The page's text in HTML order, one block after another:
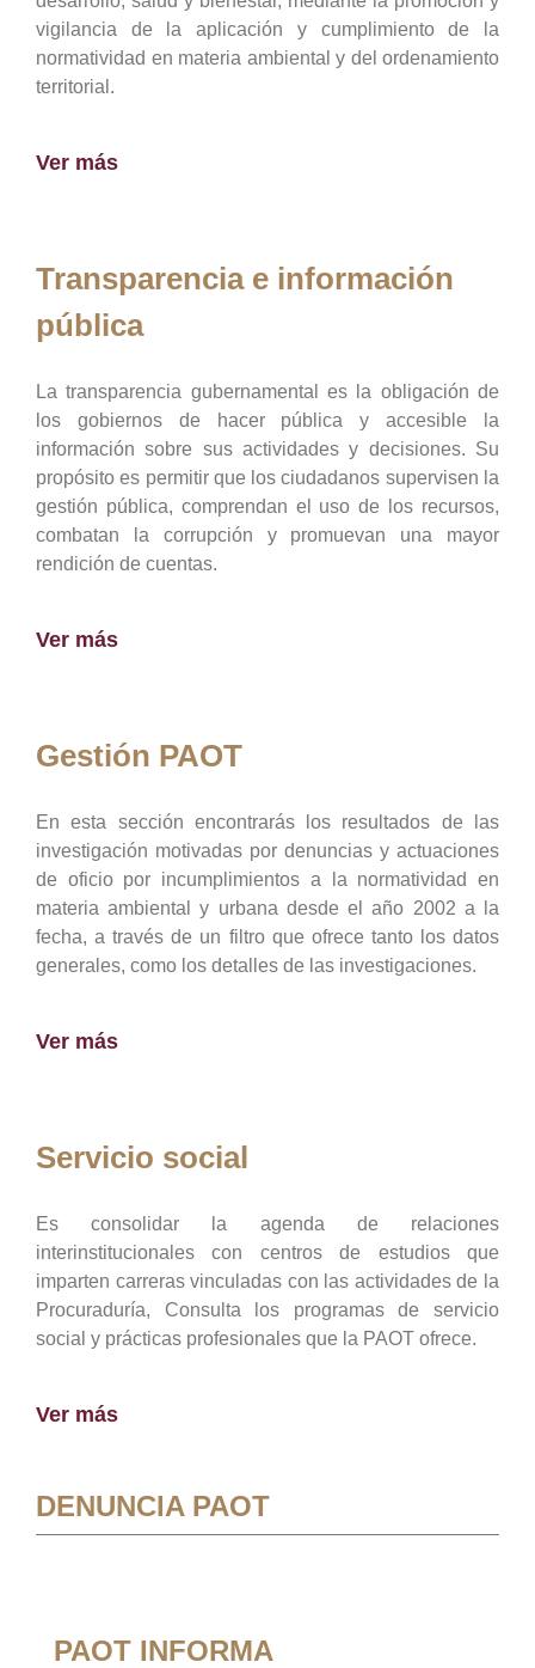
vigilancia de la aplicación y cumplimiento de la
normatividad en materia ambiental y del ordenamiento
territorial.
Ver más
Transparencia e información
pública
La transparencia gubernamental es la obligación de
los gobiernos de hacer pública y accesible la
información sobre sus actividades y decisiones. Su
propósito es permitir que los ciudadanos supervisen la
gestión pública, comprendan el uso de los recursos,
combatan la corrupción y promuevan una mayor
rendición de cuentas.
Ver más
Gestión PAOT
En esta sección encontrarás los resultados de las
investigación motivadas por denuncias y actuaciones
de oficio por incumplimientos a la normatividad en
materia ambiental y urbana desde el año 2002 a la
fecha, a través de un filtro que ofrece tanto los datos
generales, como los detalles de las investigaciones.
Ver más
Servicio social
Es consolidar la agenda de relaciones
interinstitucionales con centros de estudios que
imparten carreras vinculadas con las actividades de la
Procuraduría, Consulta los programas de servicio
social y prácticas profesionales que la PAOT ofrece.
Ver más
DENUNCIA PAOT
PAOT INFORMA